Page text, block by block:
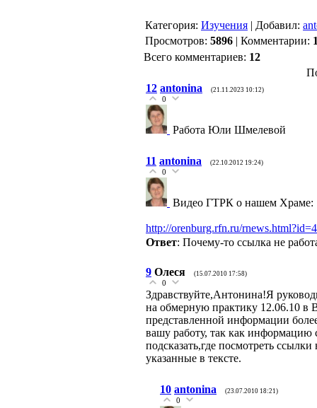
Категория: Изучения | Добавил:
Просмотров: 5896 | Комментарии:
Всего комментариев: 12
12 antonina (21.11.2023 10:12)
0
Работа Юли Шмелевой
11 antonina (22.10.2012 19:24)
0
Видео ГТРК о нашем Храме:
http://orenburg.rfn.ru/
Ответ: Почему-то ссылка не
9 Олеся (15.07.2010 17:58)
0
Здравствуйте,Антонина!Я
на обмерную практику 12.06.10 в
представленной информации
вашу работу, так как информацию
подсказать,где посмотреть
указанные в тексте.
10 antonina (23.07.2010 18:21)
0